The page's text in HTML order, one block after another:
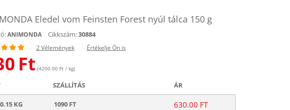
Eledel vom Feinsten Forest nyúl tálca 150 g
ANIMONDA Cikkszám:30884
2 Vélemények Értékelje Ön is
Ft (4200.00 Ft / kg)
SZÁLLÍTÁS ÁR
0.15 KG 1090 FT 630.00 FT